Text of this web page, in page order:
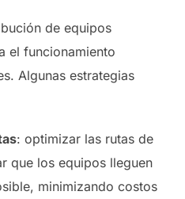
de equipos
el funcionamiento
Algunas estrategias
: optimizar las rutas de
que los equipos lleguen
minimizando costos